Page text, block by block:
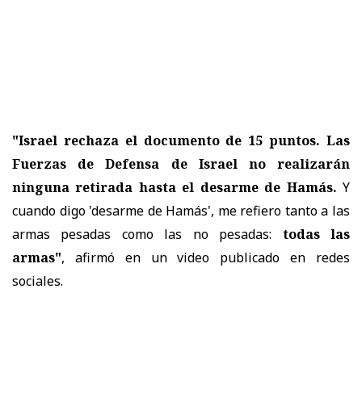
"Israel rechaza el documento de 15 puntos. Las
Fuerzas de Defensa de Israel no realizarán
ninguna retirada hasta el desarme de Hamás. Y
cuando digo 'desarme de Hamás', me refiero tanto a las
armas pesadas como las no pesadas: todas las
armas", afirmó en un video publicado en redes
sociales.